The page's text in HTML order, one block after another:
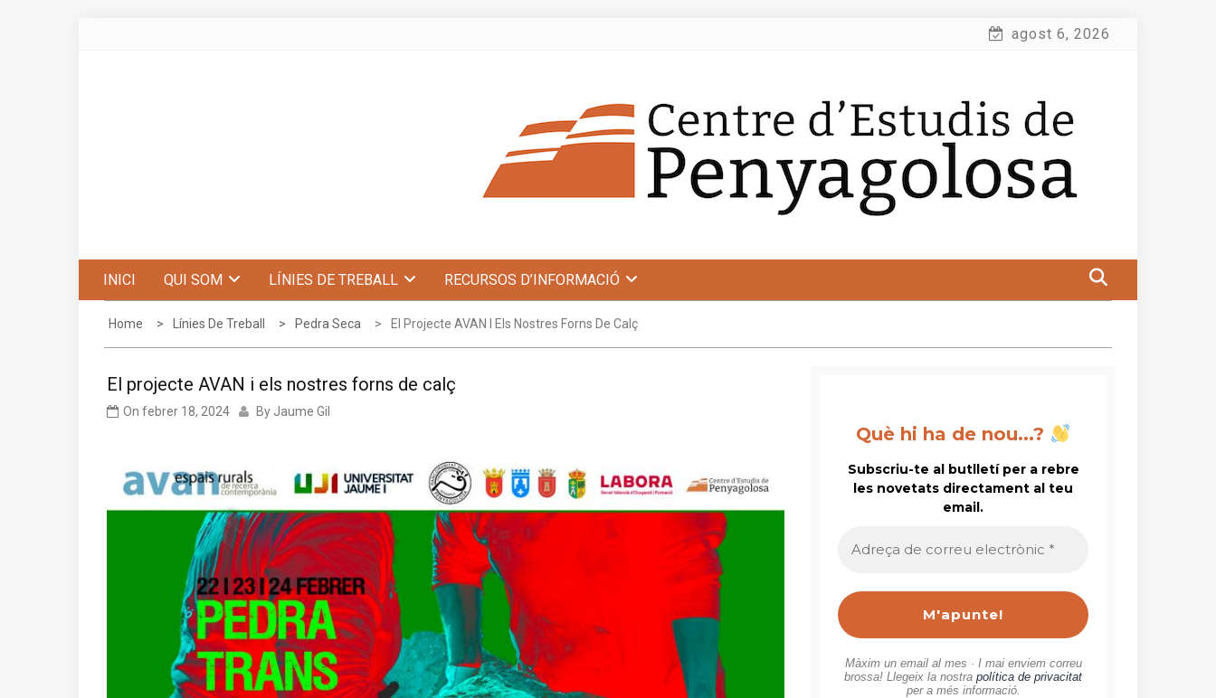
agost 6, 2026
INICI QUI SOM LÍNIES DE TREBALL RECURSOS D’INFORMACIÓ
Home Línies De Treball Pedra Seca El Projecte AVAN I Els Nostres Forns De Calç
El projecte AVAN i els nostres forns de calç
On febrer 18, 2024 By Jaume Gil
Què hi ha de nou...?
Subscriu-te al butlletí per a rebre
les novetats directament al teu
email.
de
*
Màxim un email al mes · I mai enviem correu
brossa! Llegeix la nostrapolítica de privacitat
per a més informació.